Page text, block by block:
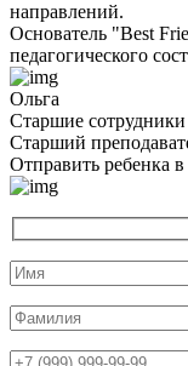
направлений.
Основатель "Best
педагогического
Ольга
Старшие сотрудники
Cтарший
Отправить ребенка